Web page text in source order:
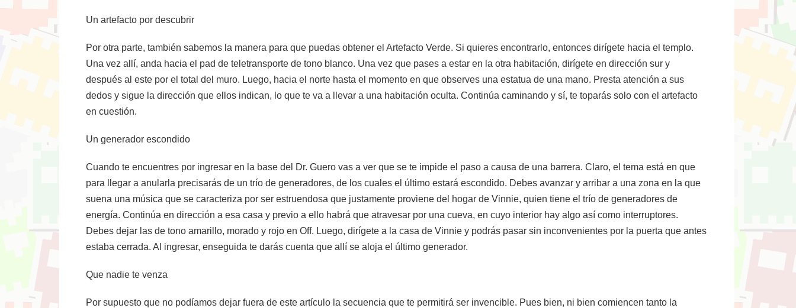
Un artefacto por descubrir
Por otra parte, también sabemos la manera para que puedas obtener el Artefacto Verde. Si quieres encontrarlo, entonces dirígete hacia el templo.
Una vez allí, anda hacia el pad de teletransporte de tono blanco. Una vez que pases a estar en la otra habitación, dirígete en dirección sur y
después al este por el total del muro. Luego, hacia el norte hasta el momento en que observes una estatua de una mano. Presta atención a sus
dedos y sigue la dirección que ellos indican, lo que te va a llevar a una habitación oculta. Continúa caminando y sí, te toparás solo con el artefacto
en cuestión.
Un generador escondido
Cuando te encuentres por ingresar en la base del Dr. Guero vas a ver que se te impide el paso a causa de una barrera. Claro, el tema está en que
para llegar a anularla precisarás de un trío de generadores, de los cuales el último estará escondido. Debes avanzar y arribar a una zona en la que
suena una música que se caracteriza por ser estruendosa que justamente proviene del hogar de Vinnie, quien tiene el trío de generadores de
energía. Continúa en dirección a esa casa y previo a ello habrá que atravesar por una cueva, en cuyo interior hay algo así como interruptores.
Debes dejar las de tono amarillo, morado y rojo en Off. Luego, dirígete a la casa de Vinnie y podrás pasar sin inconvenientes por la puerta que antes
estaba cerrada. Al ingresar, enseguida te darás cuenta que allí se aloja el último generador.
Que nadie te venza
Por supuesto que no podíamos dejar fuera de este artículo la secuencia que te permitirá ser invencible. Pues bien, ni bien comiencen tanto la